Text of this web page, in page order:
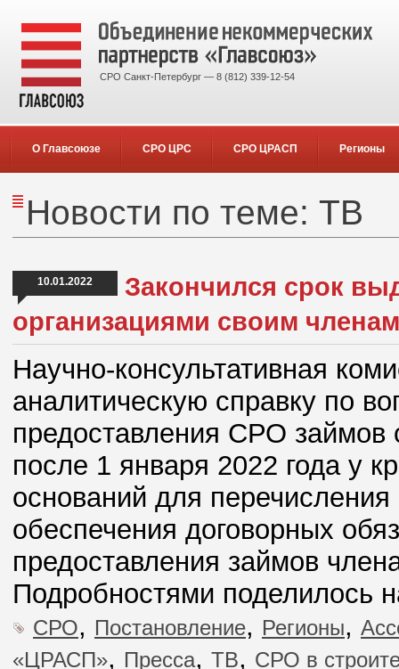
СРО Санкт-Петербург — 8 (812) 339-12-54
О Главсоюзе СРО ЦРС СРО ЦРАСП Регионы
Новости по теме: ТВ
10.01.2022
Закончился срок
организациями своим членам
Научно-консультативная
аналитическую справку по
предоставления СРО займов
после 1 января 2022 года у
оснований для
обеспечения договорных
предоставления займов
Подробностями поделилось
СРО, Постановление, Регионы,
«ЦРАСП», Пресса, ТВ, СРО в